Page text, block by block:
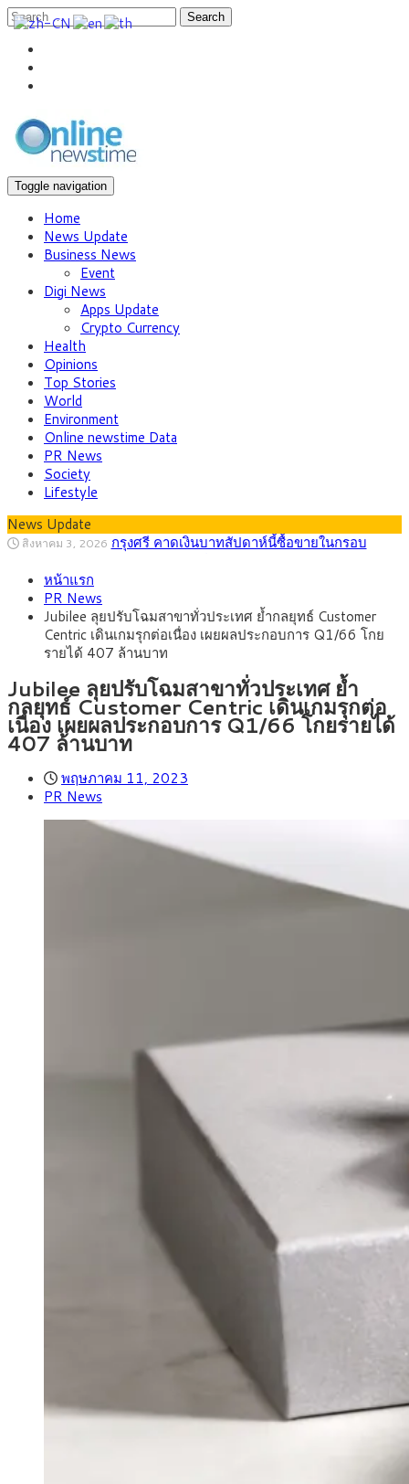
Search
Toggle navigation
Home
News Update
Business News
Event
Digi News
Apps Update
Crypto Currency
Health
Opinions
Top Stories
World
Environment
Online newstime Data
PR News
Society
Lifestyle
News Update
สิงหาคม 3, 2026
33.00-33.60 ติดตามข้อมูลจ้างงานสหรัฐฯ
สิงหาคม 1, 2026 “เอกนิติ” เปิดเครื่องยนต์เศรษฐกิจใหม่ของไทย
ศักยภาพ
ติดลายการ์ตูน กรมศุลกากร เตือนผู้ปกครองเฝ้าระวัง หลังยึดล็อต
ใหญ่จากเยอรมนี
กรกฎาคม 27, 2026
2569) ซื้อขายในกรอบ 33.40-34.00 มองเฟดคงดอกเบี้ย
สิงหาคม 5, 2026
ครม.ไฟเขียวหลักการ ร่าง พ.ร.ฎ. เปิดทาง รฟม.เดิน
หน้ารถไฟฟ้าสงขลา โมโนเรล 12.54 กม. เชื่อมเมืองหาดใหญ่
สิงหาคม 4, 2026 สธ.ชี้ รพ.รัฐแบกรับผู้ป่วยบัตรทอง 87% แต่ได้งบ
รายหัวเพียง 2,618 บาท เสนอทบทวนจัดสรรงบให้สอดคล้องภาระ
งานจริง
สิงหาคม 3, 2026 กรุงศรี คาดเงินบาทสัปดาห์นี้ซื้อขายในกรอบ
33.00-33.60 ติดตามข้อมูลจ้างงานสหรัฐฯ
หน้าแรก
PR News
Jubilee ลุยปรับโฉมสาขาทั่วประเทศ ย้ำกลยุทธ์ Customer
Centric เดินเกมรุกต่อเนื่อง เผยผลประกอบการ Q1/66 โกย
รายได้ 407 ล้านบาท
Jubilee ลุยปรับโฉมสาขาทั่วประเทศ ย้ำ
กลยุทธ์ Customer Centric เดินเกมรุกต่อ
เนื่อง เผยผลประกอบการ Q1/66 โกยรายได้
407 ล้านบาท
พฤษภาคม 11, 2023
PR News